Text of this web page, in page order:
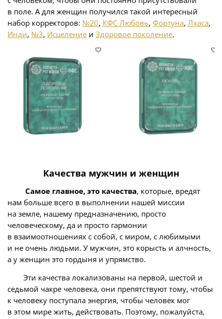
в поле. А для женщин получился такой интересный
набор корректоров: №20, КФС Любовь, Фортуна, Лхаса,
Инди, №3, Исцеление и Здоровое поколение.
Качества мужчин и женщин
Самое главное, это качества, которые, вредят
нам больше всего в выполнении нашей миссии
на земле, нашему предназначению, просто
человеческому, да и просто гармонии
в взаимоотношениях с собой, с миром, с любимыми
и не очень людьми. У мужчин, это корысть и алчность,
а у женщин это гордыня и упрямство.
Эти качества локализованы на первой, шестой и
седьмой чакре человека, они препятствуют тому, чтобы
к человеку поступала энергия, чтобы человек мог
в этом мире жить, действовать. Поэтому, пожалуйста,